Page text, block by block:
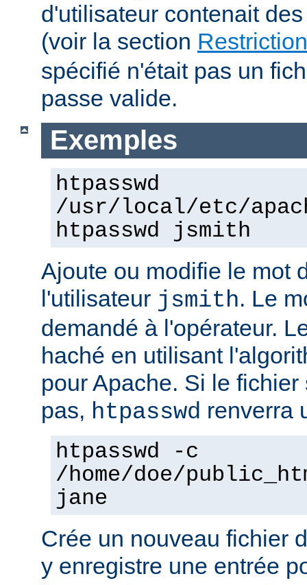
d'utilisateur contenait
(voir la section
spécifié n'était pas un
passe valide.
Exemples
htpasswd
/usr/local/etc/
htpasswd jsmith
Ajoute ou modifie le mot
l'utilisateur jsmith. Le
demandé à l'opérateur.
haché en utilisant
pour Apache. Si le
pas, htpasswd renverra
htpasswd -c
/home/doe/
jane
Crée un nouveau fichier
y enregistre une entrée